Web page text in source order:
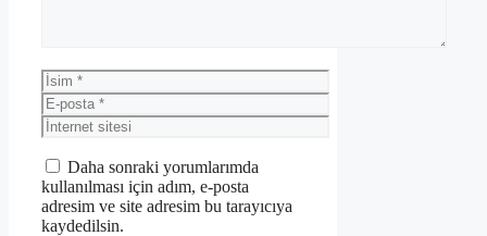
İsim
E-
posta
İnternet
sitesi
Daha sonraki yorumlarımda
kullanılması için adım, e-posta
adresim ve site adresim bu tarayıcıya
kaydedilsin.